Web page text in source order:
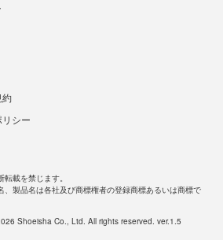
約
シー
載を禁じます。
、製品名は各社及び商標権者の登録商標あるいは商標で
Shoeisha Co., Ltd. All rights reserved. ver.1.5